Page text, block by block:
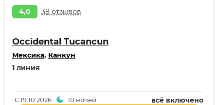
4,0 38 отзывов
Occidental Tucancun
Мексика, Канкун
1 линия
всё включено
С19.10.2026 10 ночей